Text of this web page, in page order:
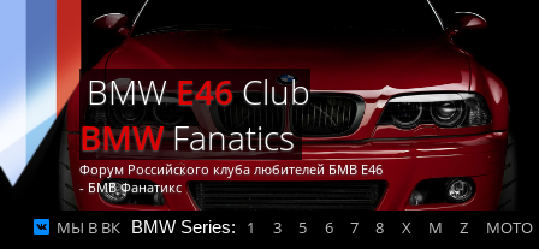
BMWE46Club
BMWFanatics
Форум Российского клуба любителей БМВ Е46
- БМВ Фанатикс
МЫ В ВК BMW Series: 1 3 5 6 7 8 X M Z
MOTO